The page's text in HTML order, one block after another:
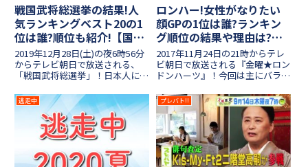
戦国武将総選挙の結果!人
気ランキングベスト20の1
位は誰?順位も紹介!【国民
10万人投票アンケート】
2019年12月28日(土)の夜6時56分
からテレビ朝日で放送される、
「戦国武将総選挙」！日本人に最
なのか、ベスト20人気ランキン
グが4時間SPで発表されました。
戦国時代を彩った人気武将たちが
続々登場しますが、...
ロンハー!女性がなりたい
顔GPの1位は誰?ランキン
グ順位の結果や理由は?
【対決詳細】
2017年11月24日の21時からテレ
ビ朝日で放送される『金曜★ロン
ドンハーツ』！今回は主にバラエ
女性芸能人の中で、一般女性100
人が選ぶ「なりたい顔」をランキ
ング形式でご紹介いたします！題
して『女性がなりたい...
逃走中 プレバト!!